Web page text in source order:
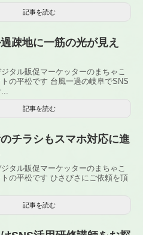
記事を読む
疎地に一筋の光が見え
タル販促マーケッターのまちゃこ
の平松です 台風一過の岐阜でSNS
記事を読む
チラシもスマホ対応に進
タル販促マーケッターのまちゃこ
の平松です ひさびさにご依頼を頂
記事を読む